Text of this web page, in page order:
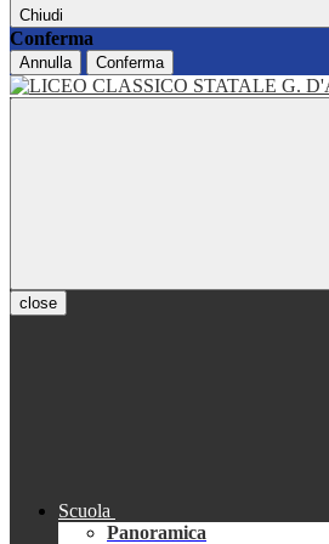
Chiudi
Conferma
Annulla Conferma
close
Scuola
Panoramica